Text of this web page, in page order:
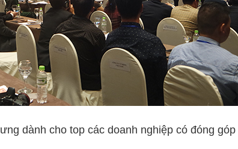
dành cho top các doanh nghiệp có đóng